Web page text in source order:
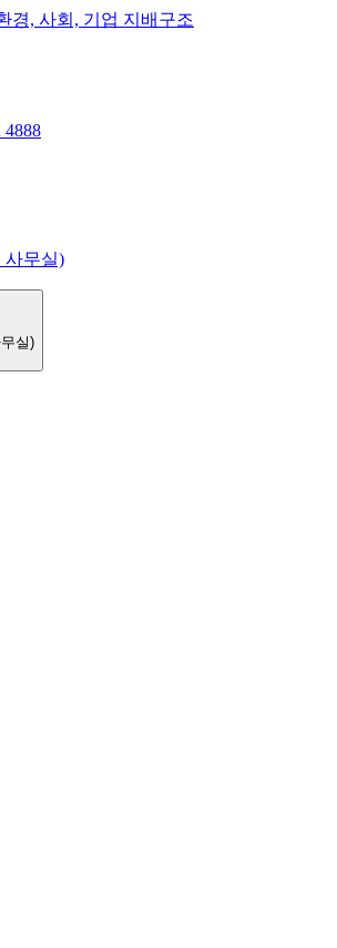
경, 사회, 기업 지배구조
4888
사무실)
실)